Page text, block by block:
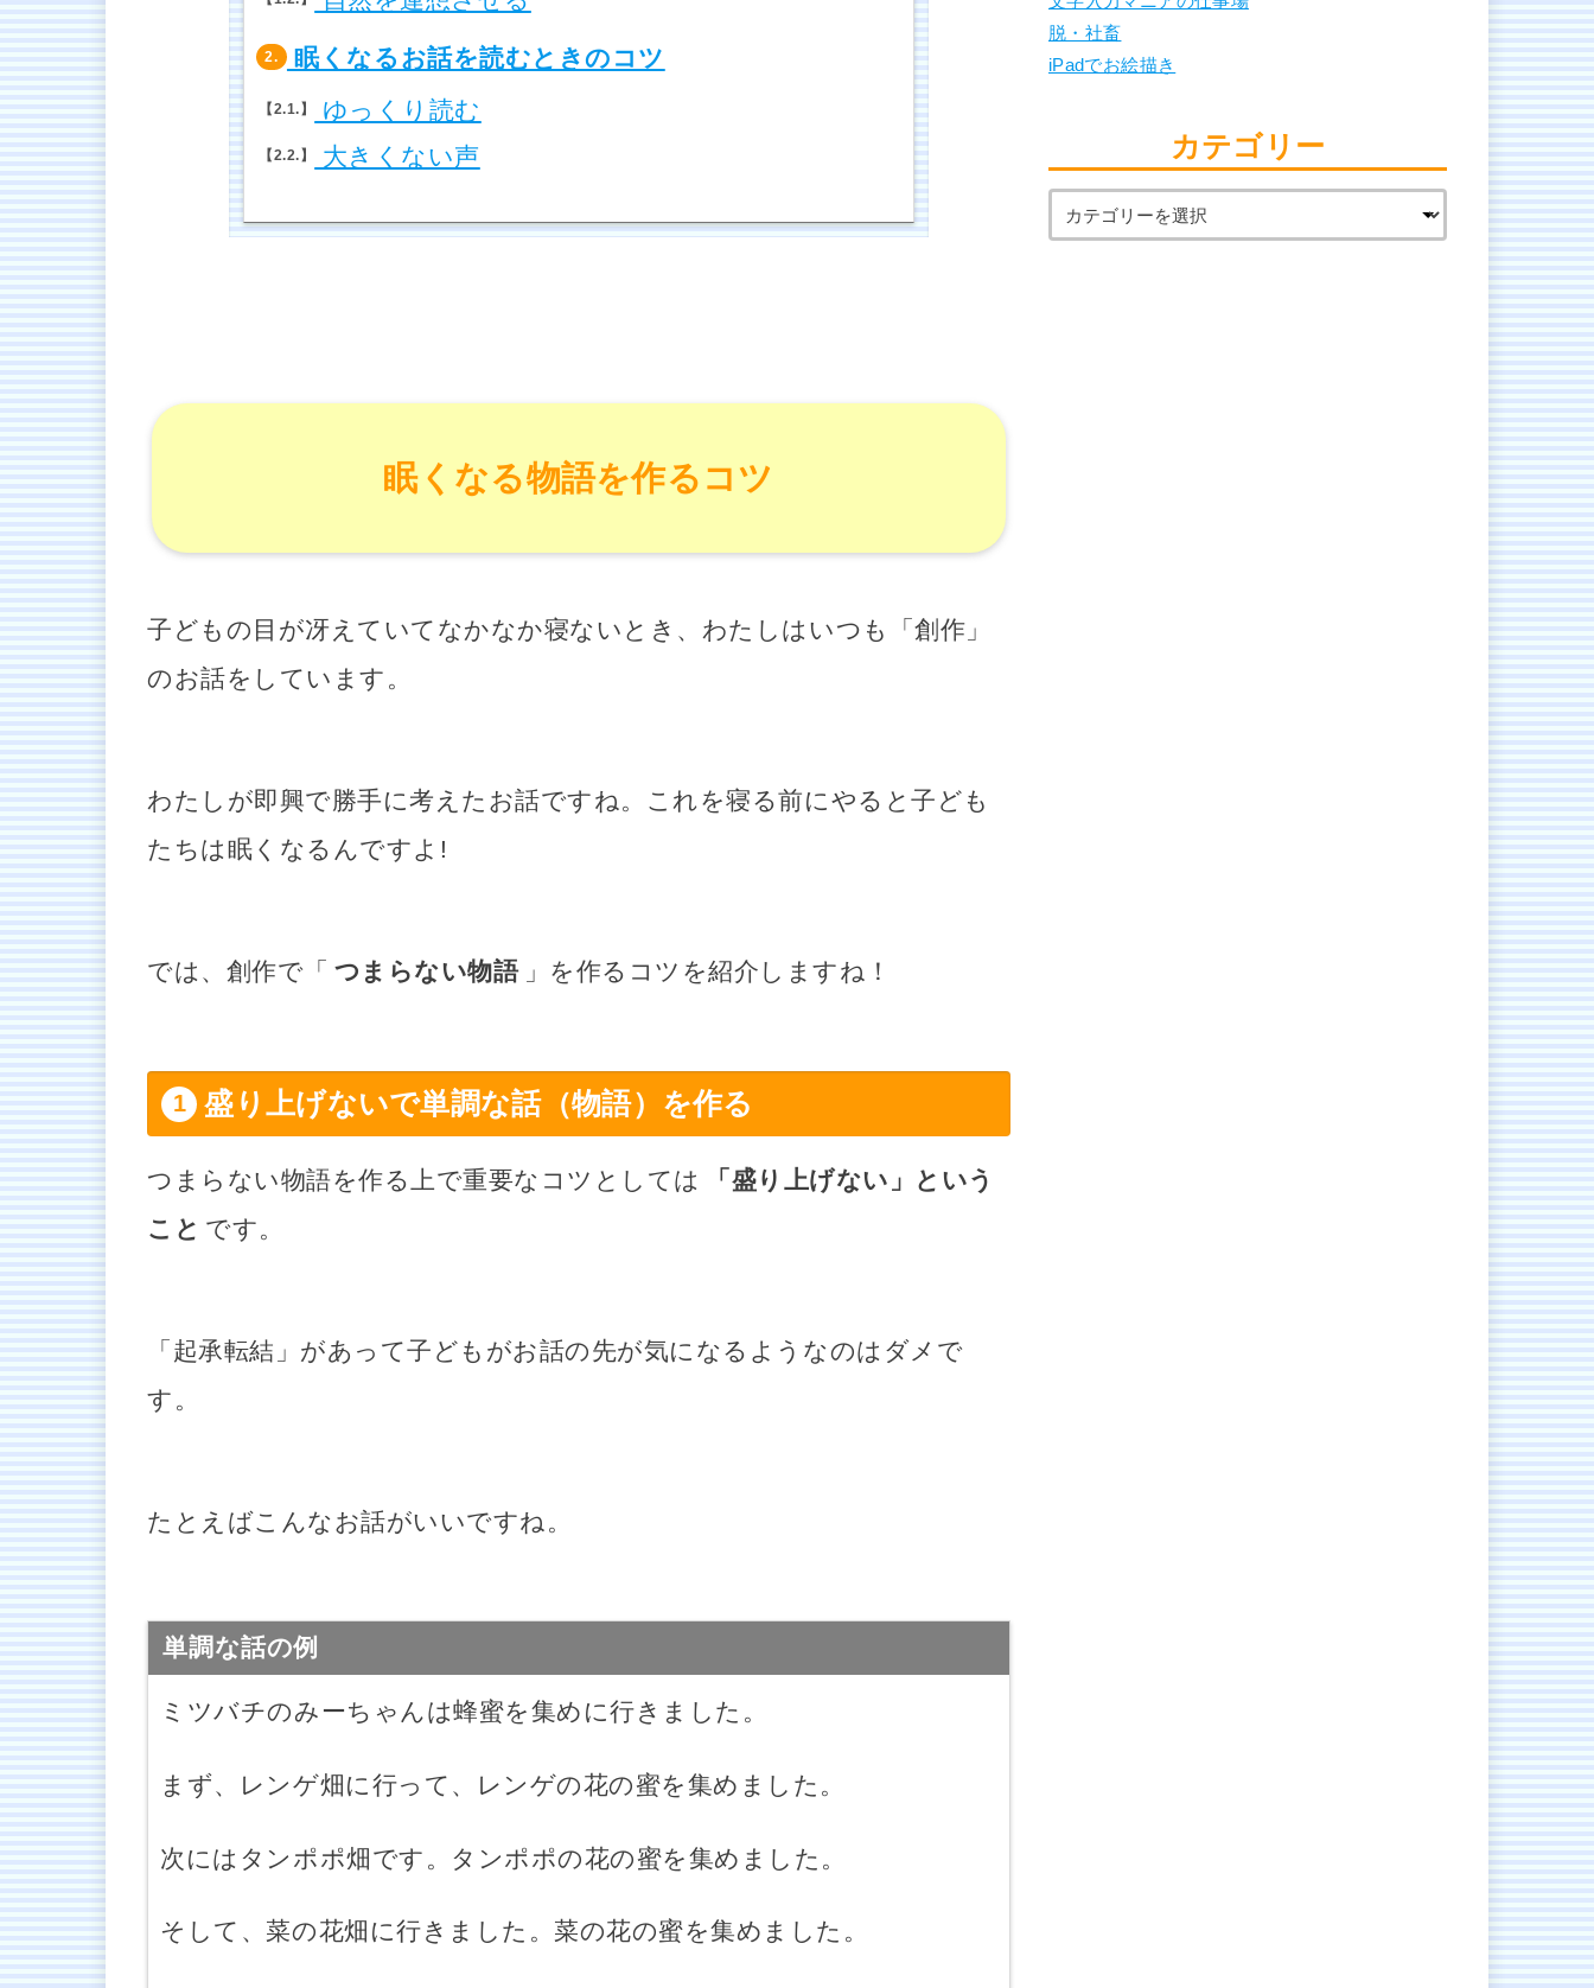
2. 眠くなるお話を読むときのコツ
2.1. ゆっくり読む
2.2. 大きくない声
眠くなる物語を作るコツ
子どもの目が冴えていてなかなか寝ないとき、わたしはいつも「創作」
のお話をしています。
わたしが即興で勝手に考えたお話ですね。これを寝る前にやると子ども
たちは眠くなるんですよ!
では、創作で「 つまらない物語 」を作るコツを紹介しますね！
盛り上げないで単調な話（物語）を作る
つまらない物語を作る上で重要なコツとしては
「盛り上げない」という
こと です。
「起承転結」があって子どもがお話の先が気になるようなのはダメで
す。
たとえばこんなお話がいいですね。
単調な話の例
ミツバチのみーちゃんは蜂蜜を集めに行きました。
まず、レンゲ畑に行って、レンゲの花の蜜を集めました。
次にはタンポポ畑です。タンポポの花の蜜を集めました。
そして、菜の花畑に行きました。菜の花の蜜を集めました。
脱・社畜
iPadでお絵描き
カテゴリー